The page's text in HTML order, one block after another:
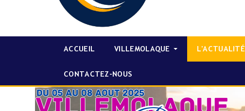
ACCUEIL VILLEMOLAQUE L'ACTUALITÉ
CONTACTEZ-NOUS